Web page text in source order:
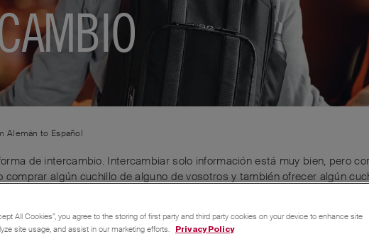
Alemán to Español
de intercambio. Intercambiar solo información está muy bien, pero
algún cuchillo de alguno de vosotros y también ofrecer algún
podamos impulsar y cambiar algo.
All Cookies”, you agree to the storing of first party and third party cookies on your device to enhance site
site usage, and assist in our marketing efforts.
Privacy Policy